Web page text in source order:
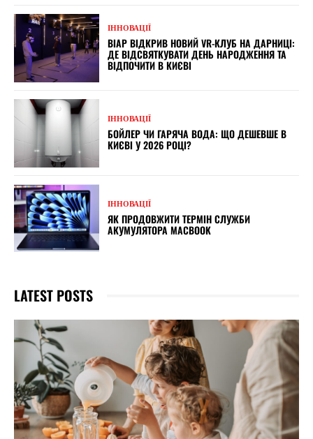
ІННОВАЦІЇ
ВІАР ВІДКРИВ НОВИЙ VR-КЛУБ НА ДАРНИЦІ:
ДЕ ВІДСВЯТКУВАТИ ДЕНЬ НАРОДЖЕННЯ ТА
ВІДПОЧИТИ В КИЄВІ
ІННОВАЦІЇ
БОЙЛЕР ЧИ ГАРЯЧА ВОДА: ЩО ДЕШЕВШЕ В
КИЄВІ У 2026 РОЦІ?
ІННОВАЦІЇ
ЯК ПРОДОВЖИТИ ТЕРМІН СЛУЖБИ
АКУМУЛЯТОРА MACBOOK
LATEST POSTS